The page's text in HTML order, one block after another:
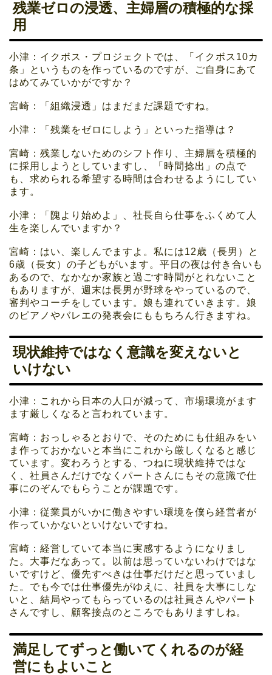
残業ゼロの浸透、主婦層の積極的な採
用
小津：イクボス・プロジェクトでは、「イクボス10カ
条」というものを作っているのですが、ご自身にあて
はめてみていかがですか？
宮崎：「組織浸透」はまだまだ課題ですね。
小津：「残業をゼロにしよう」といった指導は？
宮崎：残業しないためのシフト作り、主婦層を積極的
に採用しようとしていますし、「時間捻出」の点で
も、求められる希望する時間は合わせるようにしてい
ます。
小津：「隗より始めよ」、社長自ら仕事をふくめて人
生を楽しんでいますか？
宮崎：はい、楽しんでますよ。私には12歳（長男）と
6歳（長女）の子どもがいます。平日の夜は付き合いも
あるので、なかなか家族と過ごす時間がとれないこと
もありますが、週末は長男が野球をやっているので、
審判やコーチをしています。娘も連れていきます。娘
のピアノやバレエの発表会にももちろん行きますね。
現状維持ではなく意識を変えないと
いけない
小津：これから日本の人口が減って、市場環境がます
ます厳しくなると言われています。
宮崎：おっしゃるとおりで、そのためにも仕組みをい
ま作っておかないと本当にこれから厳しくなると感じ
ています。変わろうとする、つねに現状維持ではな
く、社員さんだけでなくパートさんにもその意識で仕
事にのぞんでもらうことが課題です。
小津：従業員がいかに働きやすい環境を僕ら経営者が
作っていかないといけないですね。
宮崎：経営していて本当に実感するようになりまし
た。大事だなあって。以前は思っていないわけではな
いですけど、優先すべきは仕事だけだと思っていまし
た。でも今では仕事優先がゆえに、社員を大事にしな
いと、結局やってもらっているのは社員さんやパート
さんですし、顧客接点のところでもありますしね。
満足してずっと働いてくれるのが経
営にもよいこと